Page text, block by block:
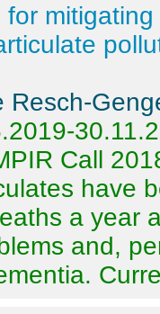
for
Resch-
Call
have
a year
and,